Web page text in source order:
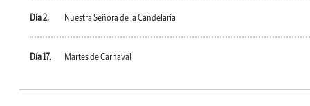
Día 2. Nuestra Señora de la Candelaria
Día 17. Martes de Carnaval